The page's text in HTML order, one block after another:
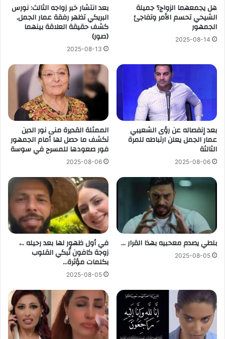
هل يجمعهما الزواج؟ جميلة
الشيحي تحسم الأمر وتفاجئ
الجمهور
2025-08-14
بعد انتشار خبر زواجه الثالث: نورس
البريكي تظهر رفقة عمار الجمل,
كشف حقيقة العلاقة بينهما
(صور)
2025-08-13
بعد إنفصاله عن رؤى الشعيبي
عمار الجمل يعلن ارتباطه للمرة
الثالثة
2025-08-06
الممثلة القديرة منى نور الدين
تكشف ما حصل لها أمام الجمهور
فور صعودها للمسرح في سوسة
2025-08-06
بلطي يصدم معحبيه بهذا القرار …
2025-08-05
في أول ظهور لها بعد رحيله ..،
زوجة كافون تُبكي القلوب
بكلمات مؤثرة…
2025-08-05